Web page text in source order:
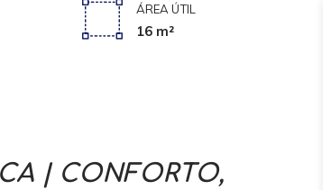
ÁREA ÚTIL
16 m²
| CONFORTO,